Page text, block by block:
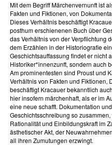
Mit dem Begriff Märchenvernunft ist
Fakten und Fiktionen, von
Dieses Verhältnis beschäftigt
posthum erschienenen Buch über
das Verhältnis von der Verpflichtung
dem Erzählen in der Historiografie
Geschichtsauffassung findet er nicht
Historiker*innenzunft, sondern auch
Am prominentesten sind Proust und
Verhältnis von Fakten und Fiktionen,
beschäftigt Kracauer bekanntlich
hier insofern märchenhaft, als er im
eine neue schafft. Dokumentation
Geschichtsschreibung so
Rationalität und Einbildungskraft im
ästhetischer Akt, der
all ihren Zumutungen erzwingt.